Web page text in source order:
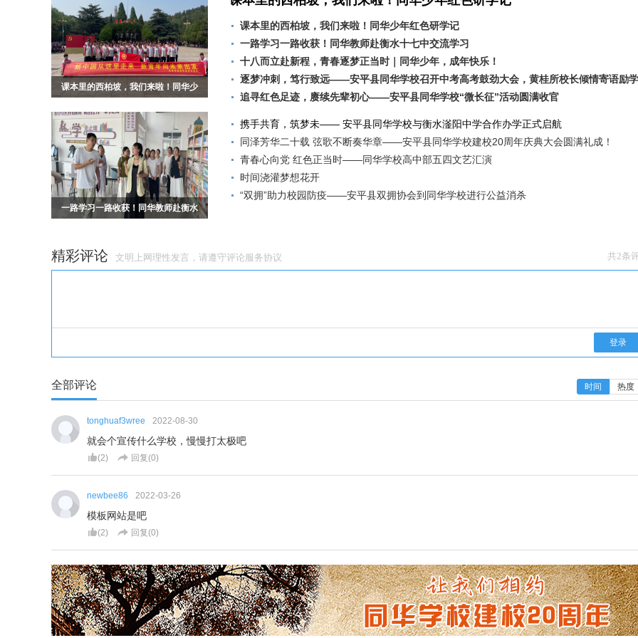
课本里的西柏坡，我们来啦！同华少
一路学习一路收获！同华教师赴衡水
课本里的西柏坡，我们来啦！同华少年红色研学记
一路学习一路收获！同华教师赴衡水十七中交流学习
十八而立赴新程，青春逐梦正当时｜同华少年，成年快乐！
逐梦冲刺，笃行致远——安平县同华学校召开中考高考鼓劲大会，黄桂所校长倾情寄语励
追寻红色足迹，赓续先辈初心——安平县同华学校“微长征”活动圆满收官
携手共育，筑梦未—— 安平县同华学校与衡水滏阳中学合作办学正式启航
同泽芳华二十载 弦歌不断奏华章——安平县同华学校建校20周年庆典大会圆满礼成！
青春心向党 红色正当时——同华学校高中部五四文艺汇演
时间浇灌梦想花开
“双拥”助力校园防疫——安平县双拥协会到同华学校进行公益消杀
精彩评论 文明上网理性发言，请遵守评论服务协议 共2条
登录
全部评论 热度
时间
tonghuaf3wree 2022-08-30
就会个宣传什么学校，慢慢打太极吧
(2) 回复(0)
newbee86 2022-03-26
模板网站是吧
(2) 回复(0)